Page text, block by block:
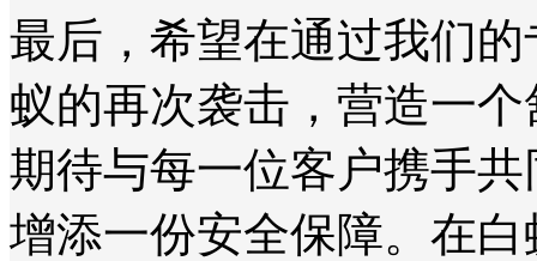
最后，希望在通过我们
蚁的再次袭击，营造一
期待与每一位客户携手
增添一份安全保障。在